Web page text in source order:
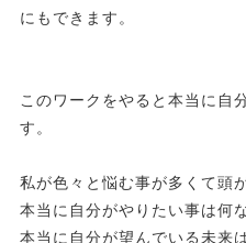
にもできます。
このワークをやると本当に自
す。
私が色々と悩む事が多くて頭
本当に自分がやりたい事は何
本当に自分が望んでいる未来